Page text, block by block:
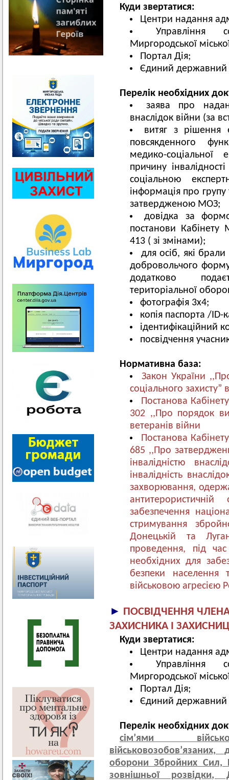
Куди звертатися:
Центри надання
Управління
Миргородської
Портал Дія;
Єдиний державний
Перелік необхідних
заява про
внаслідок війни (за
витяг з рішення
повсякденного
медико-соціальної
причину
соціальною
інформація про
затвердженою МОЗ;
довідка за
постанови Кабінету
413 ( зі змінами);
для осіб, які
добровольчого
додатково
територіальної
фотографія 3х4;
копія паспорта /ID-
ідентифікаційний
посвідчення
Нормативна база:
Закон України
соціального
Постанова
302 ,,Про порядок
ветеранів війни
Постанова
685 ,,Про
інвалідністю
інвалідність
захворювання,
забезпечення
стримування
Донецькій та
проведення, під
необхідних для
безпеки населення
військовою агресією
► ПОСВІДЧЕННЯ
ЗАХИСНИКА І
Куди звертатися:
Центри надання
Управління
Миргородської
Портал Дія;
Єдиний державний
Перелік необхідних
сім’ями
оборони Збройних Сил,
зовнішньої